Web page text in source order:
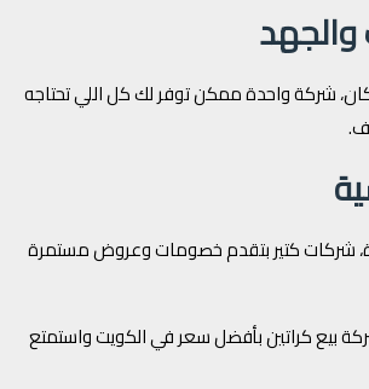
والجهد
شركة واحدة ممكن توفر لك كل اللي تحتاجه
شركات كتير بتقدم خصومات وعروض مستمرة
بيع كراتين بأفضل سعر في الكويت واستمتع